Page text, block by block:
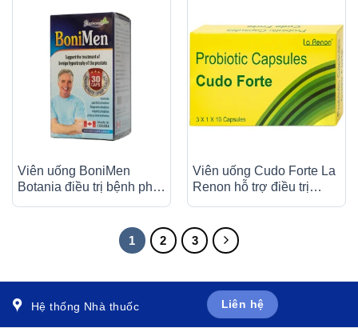
Viên uống BoniMen
Botania điều trị bệnh phì
Viên uống Cudo Forte La
Renon hỗ trợ điều trị
1
2 3
Hệ thống Nhà thuốc Liên hệ